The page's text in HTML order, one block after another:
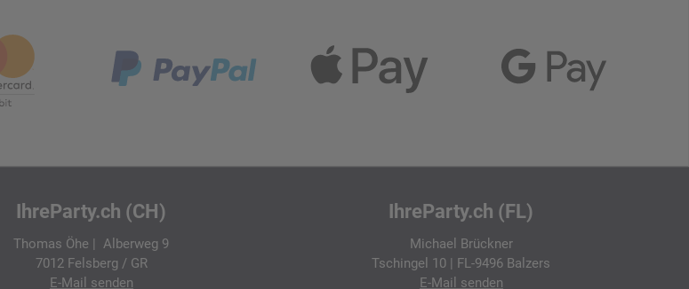
IhreParty.ch (CH)
Thomas Öhe | Alberweg 9
7012 Felsberg / GR
E-Mail senden
IhreParty.ch (FL)
Michael Brückner
Tschingel 10 | FL-9496 Balzers
E-Mail senden